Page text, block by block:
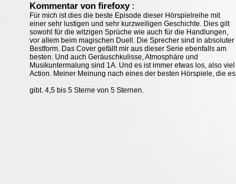
Kommentar von firefoxy :
Für mich ist dies die beste Episode dieser Hörspielreihe mit
einer sehr lustigen und sehr kurzweiligen Geschichte. Dies gilt
sowohl für die witzigen Sprüche wie auch für die Handlungen,
vor allem beim magischen Duell. Die Sprecher sind in absoluter
Bestform. Das Cover gefällt mir aus dieser Serie ebenfalls am
besten. Und auch Geräuschkulisse, Atmosphäre und
Musikuntermalung sind 1A. Und es ist immer etwas los, also viel
Action. Meiner Meinung nach eines der besten Hörspiele, die es
gibt. 4,5 bis 5 Sterne von 5 Sternen.